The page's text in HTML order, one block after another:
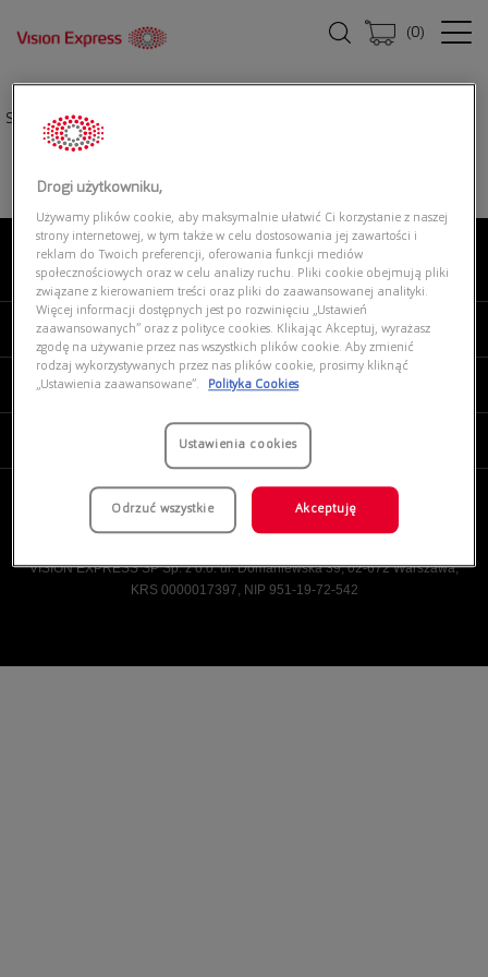
(0)
Strona główna|
O NAS
MOJE VISION EXPRESS
PRODUKTY I USŁUGI
VISION EXPRESS SP Sp. z o.o. ul. Domaniewska 39, 02-672 Warszawa,
KRS 0000017397, NIP 951-19-72-542
Drogi użytkowniku,
Używamy plików cookie, aby maksymalnie ułatwić Ci korzystanie z naszej
strony internetowej, w tym także w celu dostosowania jej zawartości i
reklam do Twoich preferencji, oferowania funkcji mediów
społecznościowych oraz w celu analizy ruchu. Pliki cookie obejmują pliki
związane z kierowaniem treści oraz pliki do zaawansowanej analityki.
Więcej informacji dostępnych jest po rozwinięciu „Ustawień
zaawansowanych” oraz z polityce cookies. Klikając Akceptuj, wyrażasz
zgodę na używanie przez nas wszystkich plików cookie. Aby zmienić
rodzaj wykorzystywanych przez nas plików cookie, prosimy kliknąć
„Ustawienia zaawansowane”.
Polityka Cookies
Ustawienia cookies
Odrzuć wszystkie Akceptuję